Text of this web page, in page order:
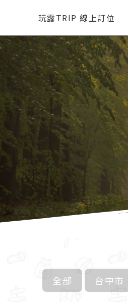
玩露TRIP 線上訂位
全部 台中市